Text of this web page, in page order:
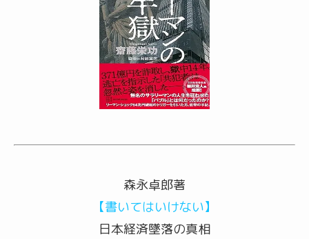
森永卓郎著
【書いてはいけない】
日本経済墜落の真相